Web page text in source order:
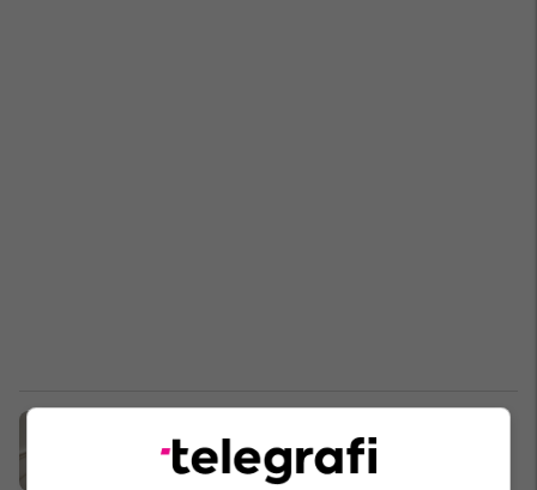
jetoni më gjatë!
Shëndeti 19/03/2022